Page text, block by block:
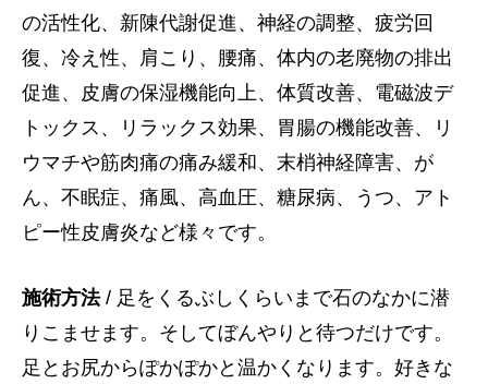
の活性化、新陳代謝促進、神経の調整、疲労回
復、冷え性、肩こり、腰痛、体内の老廃物の排出
促進、皮膚の保湿機能向上、体質改善、電磁波デ
トックス、リラックス効果、胃腸の機能改善、リ
ウマチや筋肉痛の痛み緩和、末梢神経障害、が
ん、不眠症、痛風、高血圧、糖尿病、うつ、アト
ピー性皮膚炎など様々です。
施術方法/ 足をくるぶしくらいまで石のなかに潜
りこませます。そしてぼんやりと待つだけです。
足とお尻からぽかぽかと温かくなります。好きな